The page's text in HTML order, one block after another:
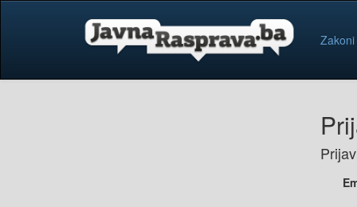
Zakoni